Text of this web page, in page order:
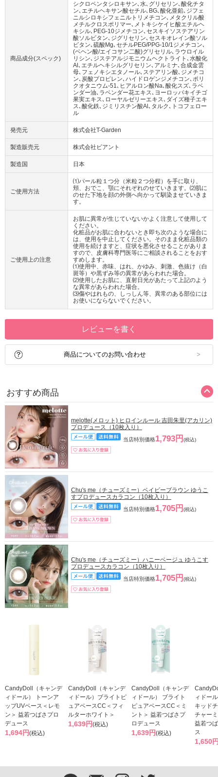
商品成分(スペック)
シクロペンタシロキサン､水､グリセリン､酸化チタ
ン､エチルヘキサン酸セチル､BG､酸化亜鉛､ジフェ
ニルシロキシフェニルトリメチコン､メタクリル酸
メチルクロスポリマー､メトキシケイヒ酸エチルヘ
キシル､PEG-10ジメチコン､セスキイソステアリン
酸ソルビタン､ジグリセリン､セスキオレイン酸ソル
ビタン､硫酸Mg､セチルPEG/PPG-10/1ジメチコン､
(ベヘン酸/エイコサン二酸)グリセリル､ラウロイル
リシン､ジステアルジモニウムヘクトライト､水酸化
Al､エチルヘキシルグリセリン､アルミナ､合成金雲
母､フェノキシエタノール､ステアリン酸､ジメチコ
ン､炭酸プロピレン､ハイドロゲンジメチコン､ポリ
クオタニウム-51､ヒアルロン酸Na､酸化スズ､ラベ
ンダー油､ラベンダー花エキス､ヨーロッパキイチゴ
果実エキス､ローヤルゼリーエキス､ダイズ種子エキ
ス､酸化鉄､ジミリスチン酸Al､タルク､トコフェロー
ル
発売元 株式会社T-Garden
製造販売元 株式会社ビアント
製造国 日本
ご使用方法
⑴パール粒１つ分（米粒２つ分程）を手に取り、
頬、おでこ、顎にそれぞれのせていきます。⑵肌に
のせた下地を顔の外側へ向かって馴染ませていきま
す。
ご使用上の注意
お肌に異常が生じていないかよく注意して使用して
ください。
化粧品がお肌に合わないとき即ち次のような場合に
は、使用を中止してください。そのまま化粧品類の
使用を続けますと、症状を悪化させることがありま
すので、皮膚科専門医等にご相談されることをおす
すめします。
⑴使用中、赤味、はれ、かゆみ、刺激、色抜け（白
斑等）や黒ずみ等の異常があらわれた場合。
⑵使用したお肌に、直射日光があたって上記のよう
な異常があらわれた場合。
⑶傷やはれもの、しっしん等、異常のある部位には
お使いにならないでください。
レビューを書く
商品についてのお問い合わせ
おすすめ商品
melotte(メロット) ヒロインルール 吉田朱里(アカリン)
プロデュース（10枚入り）
当店特別価格1,793円 (税込)
Chu's me（チューズミー）ベイビーブラウン ゆうこ
すプロデュースカラコン（10枚入り）
当店特別価格1,705円 (税込)
Chu's me（チューズミー）ハニーベージュ ゆうこす
プロデュースカラコン（10枚入り）
当店特別価格1,705円 (税込)
CandyDoll（キャンデ
ィドール） トーンア
ップUVベース＜レモ
ン＞ 益若つばさプロ
デュース
1,694円(税込)
CandyDoll（キャンデ
ィドール）ブライトピ
ュアベースCC＜フィ
ルターホワイト＞
1,639円(税込)
CandyDoll（キャンデ
ィドール） ブライト
ピュアベースCC＜ミ
ント＞ 益若つばさプ
ロデュース
1,639円(税込)
ィドー
キッド
チャー
益若つ
ス
1,650